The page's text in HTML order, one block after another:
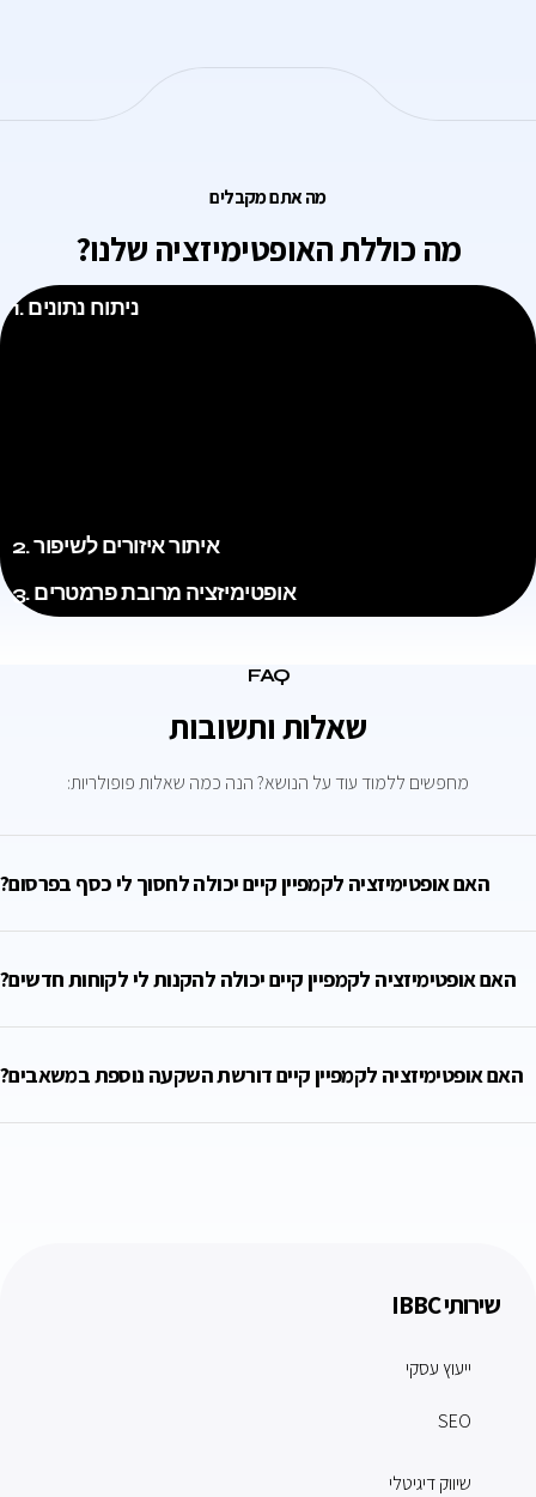
מה אתם מקבלים
מה כוללת האופטימיזציה שלנו?
1. ניתוח נתונים
2. איתור איזורים לשיפור
3. אופטימיזציה מרובת פרמטרים
FAQ
שאלות ותשובות
מחפשים ללמוד עוד על הנושא? הנה כמה שאלות פופולריות:
האם אופטימיזציה לקמפיין קיים יכולה לחסוך לי כסף בפרסום?
האם אופטימיזציה לקמפיין קיים יכולה להקנות לי לקוחות חדשים?
האם אופטימיזציה לקמפיין קיים דורשת השקעה נוספת במשאבים?
שירותי IBBC
ייעוץ עסקי
SEO
שיווק דיגיטלי